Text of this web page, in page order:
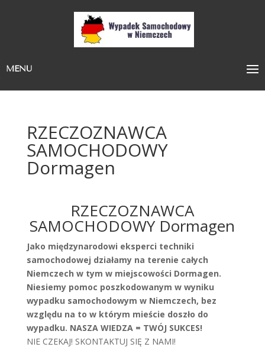
MENU
RZECZOZNAWCA
SAMOCHODOWY
Dormagen
RZECZOZNAWCA
SAMOCHODOWY Dormagen
Jako międzynarodowi eksperci techniki
samochodowej działamy na terenie całych
Niemczech w tym w miejscowości Dormagen.
Niesiemy pomoc poszkodowanym w wyniku
wypadku samochodowym w Niemczech, bez
względu na to w którym mieście doszło do
wypadku. NASZA WIEDZA = TWÓJ SUKCES!
NIE CZEKAJ! SKONTAKTUJ SIĘ Z NAMI!